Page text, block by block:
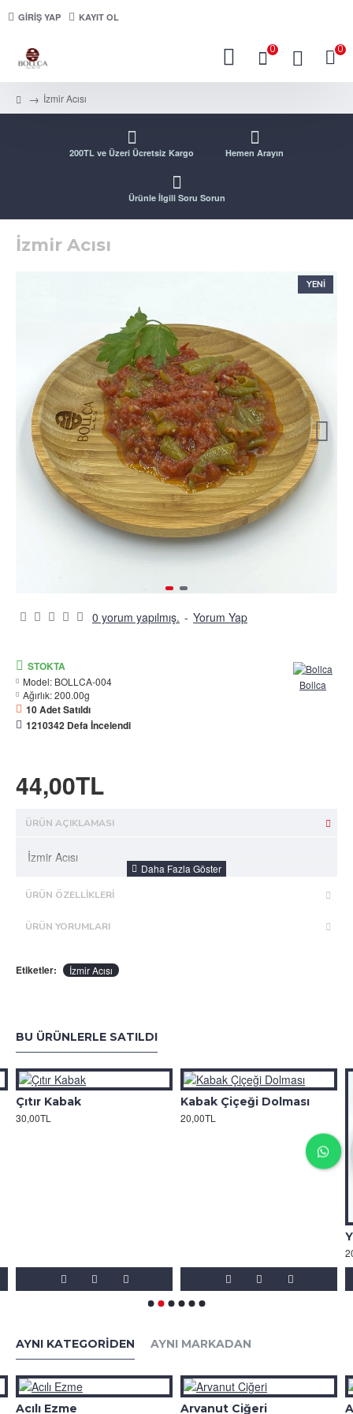
GIRIŞ YAP KAYIT OL
0 0
İzmir Acısı
200TL ve Üzeri Ücretsiz Kargo Hemen Arayın
Ürünle İlgili Soru Sorun
İzmir Acısı
YENI
0 yorum yapılmış. - Yorum Yap
44,00TL
STOKTA
Model: BOLLCA-004
Ağırlık:200.00g
Bollca
10 Adet Satıldı
1210342 Defa İncelendi
ÜRÜN AÇIKLAMASI
İzmir Acısı
ÜRÜN ÖZELLIKLERI
ÜRÜN YORUMLARI
Etiketler: İzmir Acısı
BU ÜRÜNLERLE SATILDI
Çıtır Kabak
30,00TL
Kabak Çiçeği Dolması
20,00TL
AYNI KATEGORIDEN AYNI MARKADAN
Acılı Ezme Arvanut Ciğeri